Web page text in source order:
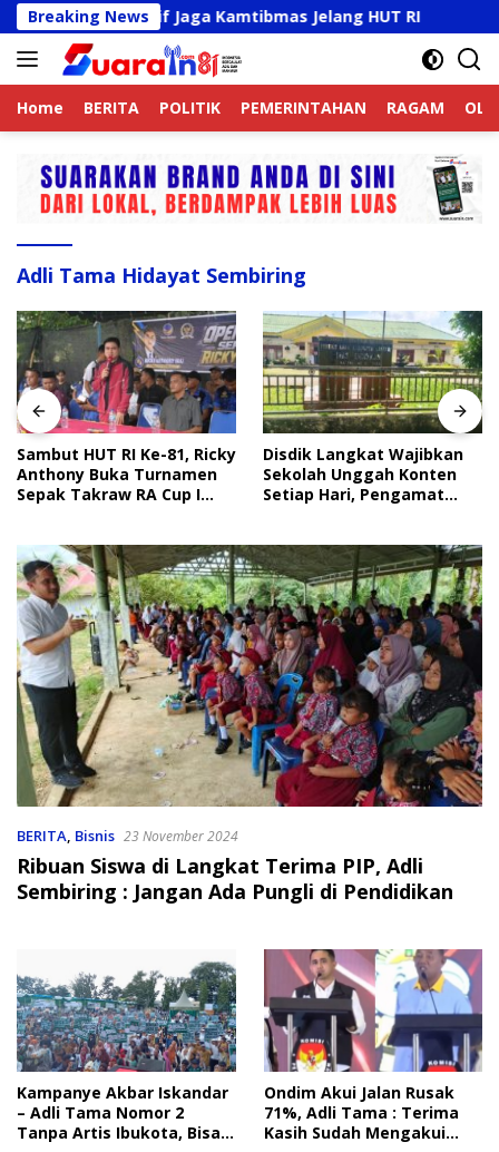
Langsung
ke
konten
Breaking News
Aktif Jaga Kamtibmas Jelang HUT RI
Home BERITA POLITIK PEMERINTAHAN RAGAM
Adli Tama Hidayat Sembiring
Sambut HUT RI Ke-81, Ricky
Anthony Buka Turnamen
Sepak Takraw RA Cup I
Disdik Langkat Wajibkan
Sekolah Unggah Konten
Setiap Hari, Pengamat
BERITA, Bisnis 23 November 2024
Ribuan Siswa di Langkat Terima PIP, Adli
Sembiring : Jangan Ada Pungli di Pendidikan
Kampanye Akbar Iskandar
– Adli Tama Nomor 2
Tanpa Artis Ibukota, Bisa
Ondim Akui Jalan Rusak
71%, Adli Tama : Terima
Kasih Sudah Mengakui